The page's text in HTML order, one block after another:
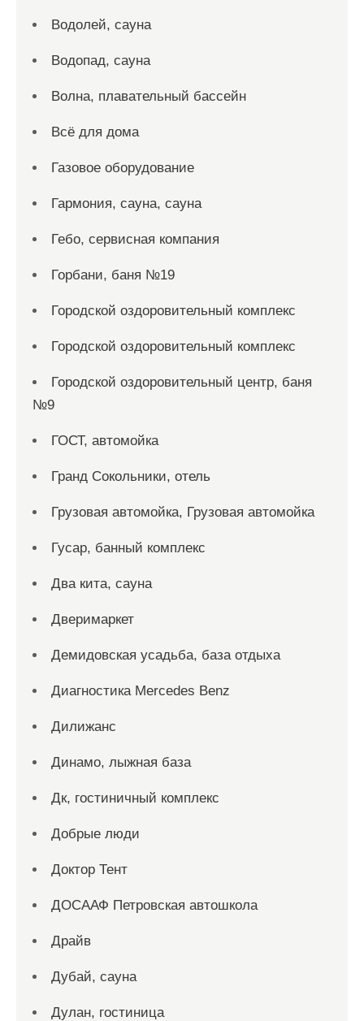
Водолей, сауна
Водопад, сауна
Волна, плавательный бассейн
Всё для дома
Газовое оборудование
Гармония, сауна, сауна
Гебо, сервисная компания
Горбани, баня №19
Городской оздоровительный комплекс
Городской оздоровительный комплекс
Городской оздоровительный центр, баня
№9
ГОСТ, автомойка
Гранд Сокольники, отель
Грузовая автомойка, Грузовая автомойка
Гусар, банный комплекс
Два кита, сауна
Дверимаркет
Демидовская усадьба, база отдыха
Диагностика Mercedes Benz
Дилижанс
Динамо, лыжная база
Дк, гостиничный комплекс
Добрые люди
Доктор Тент
ДОСААФ Петровская автошкола
Драйв
Дубай, сауна
Дулан, гостиница